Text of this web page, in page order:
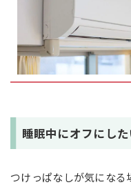
睡眠中にオフにし
つけっぱなしが気になる